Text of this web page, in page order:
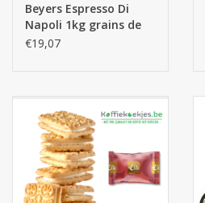
Beyers Espresso Di
Napoli 1kg grains de
café
€19,07